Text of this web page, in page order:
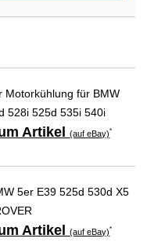
Motorkühlung für BMW
528i 525d 535i 540i
Artikel(auf eBay)*
5er E39 525d 530d X5
Artikel(auf eBay)*